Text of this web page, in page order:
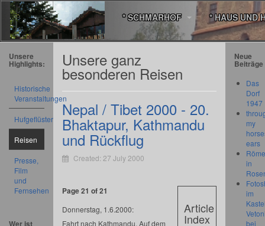
* SCHMARHOF * HAUS UND
Unsere ganz
besonderen Reisen
Nepal / Tibet 2000 - 20.
Bhaktapur, Kathmandu
und Rückflug
Created: 27 July 2000
Article
Index
Page 21 of 21
Donnerstag, 1.6.2000:
Fahrt nach Kathmandu. Auf dem
Unsere
Highlights:
Historische
Veranstaltungen
Hufgeflüster
Reisen
Presse,
Film
und
Fernsehen
Wer ist
Neue
Beiträge
Das
Dorf
1947
my
ears
in
im
bei